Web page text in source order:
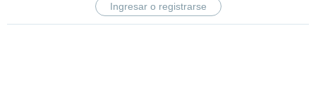
Ingresar o registrarse